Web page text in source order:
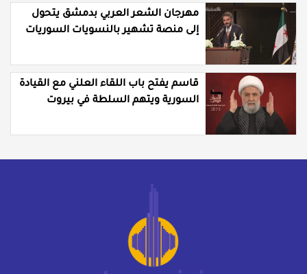
مهرجان الشعر العربي بدمشق يتحول
إلى منصة تشهير بالنسويات السوريات
قاسم يفتح باب اللقاء العلني مع القيادة
السورية ويتهم السلطة في بيروت